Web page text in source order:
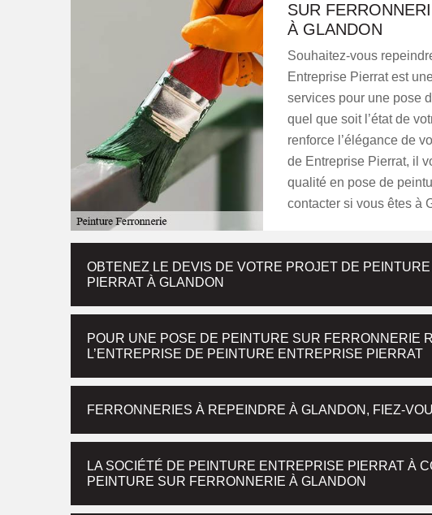
SUR
À GLANDON
Souhaitez-vous
Entreprise Pierrat est
services pour une pose
quel que soit l’état de
renforce l’élégance de
de Entreprise Pierrat, il
qualité en pose de
contacter si vous êtes à
OBTENEZ LE DEVIS DE VOTRE PROJET DE
PIERRAT À GLANDON
POUR UNE POSE DE PEINTURE SUR FERRONNERIE
L’ENTREPRISE DE PEINTURE ENTREPRISE PIERRAT
FERRONNERIES À REPEINDRE À GLANDON, FIEZ-
LA SOCIÉTÉ DE PEINTURE ENTREPRISE PIERRAT À
PEINTURE SUR FERRONNERIE À GLANDON